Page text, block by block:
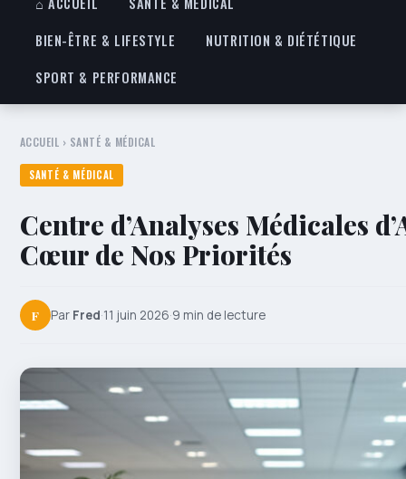
BIEN-ÊTRE & LIFESTYLE
NUTRITION & DIÉTÉTIQUE
SPORT & PERFORMANCE
ACCUEIL › SANTÉ & MÉDICAL
SANTÉ & MÉDICAL
Centre d’Analyses Médicales
Cœur de Nos Priorités
F Par Fred·11 juin 2026·9 min de lecture